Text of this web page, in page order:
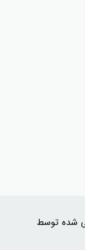
شده توسط